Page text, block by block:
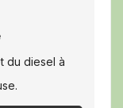
du diesel à